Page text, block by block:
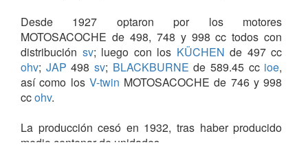
Desde 1927 optaron por los motores
MOTOSACOCHE de 498, 748 y 998 cc todos con
distribución sv; luego con los KÜCHEN de 497 cc
ohv; JAP 498 sv; BLACKBURNE de 589.45 cc ioe,
así como los V-twin MOTOSACOCHE de 746 y 998
ccohv.
La producción cesó en 1932, tras haber producido
medio centenar de unidades.